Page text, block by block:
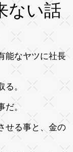
ない話
能なヤツに社長
取る。
だ。
せる事と、金の